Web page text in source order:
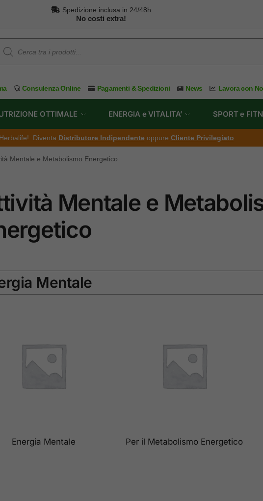
Spedizione inclusa in 24/48h
No costi extra!
Consulenza Online Pagamenti & Spedizioni News Lavora con
OTTIMALE ENERGIA e VITALITA’ SPORT e
Diventa Distributore Indipendente oppure Cliente Privilegiato
Mentale e Metabolismo Energetico
Mentale e
Mentale
Energia Mentale Per il Metabolismo Energetico